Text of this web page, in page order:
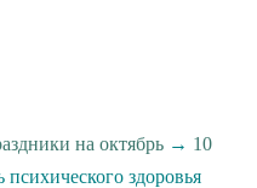
на октябрь → 10
здоровья